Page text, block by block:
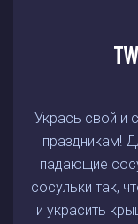
Укрась свой и
праздникам!
падающие
сосульки так,
и украсить